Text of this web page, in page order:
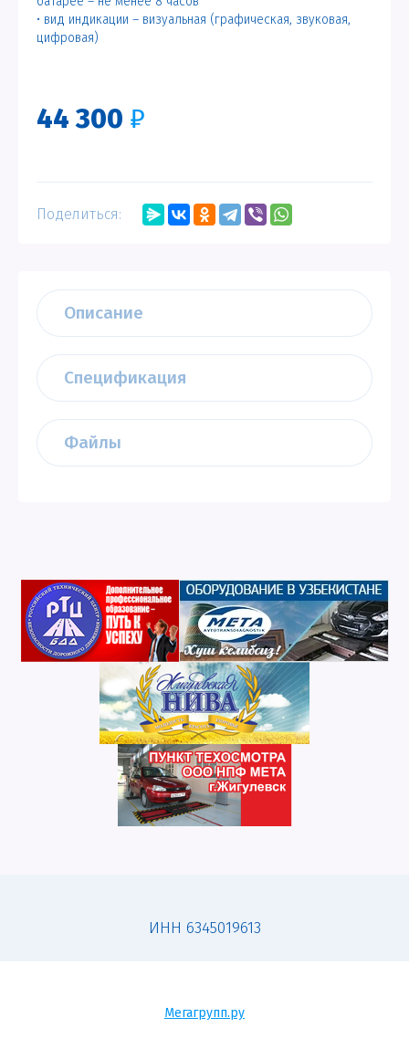
• вид индикации – визуальная (графическая, звуковая,
цифровая)
44 300 ₽
Поделиться:
Описание
Спецификация
Файлы
ИНН 6345019613
Мегагрупп.ру